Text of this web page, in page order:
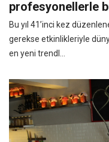
profesyonellerle
Bu yıl 41’inci kez
gerekse etkinlikleriyle
en yeni trendl...